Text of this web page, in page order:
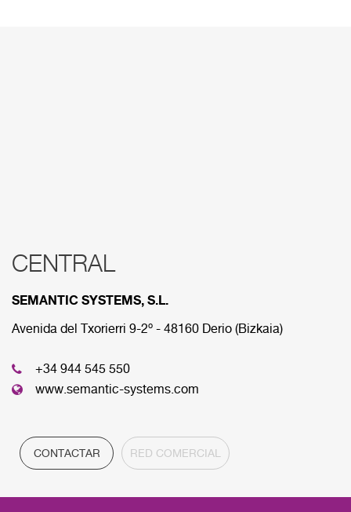
CENTRAL
SEMANTIC SYSTEMS, S.L.
Avenida del Txorierri 9-2º - 48160 Derio (Bizkaia)
+34 944 545 550
www.semantic-systems.com
CONTACTAR RED COMERCIAL
RED COMERCIAL
A continuación se muestran las diferens sedes que
componen nuestra red comercial.
CENTRAL